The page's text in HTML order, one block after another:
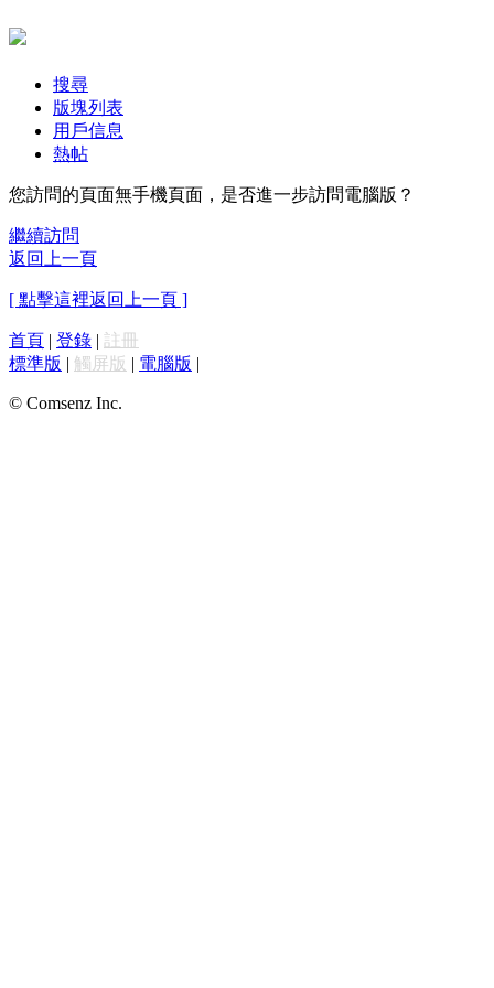
搜尋
版塊列表
用戶信息
熱帖
您訪問的頁面無手機頁面，是否進一步訪問電腦版？
繼續訪問
返回上一頁
[ 點擊這裡返回上一頁 ]
首頁 | 登錄 | 註冊
標準版 | 觸屏版 | 電腦版 |
© Comsenz Inc.